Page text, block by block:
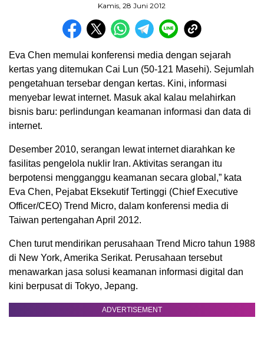
Kamis, 28 Juni 2012
Eva Chen memulai konferensi media dengan sejarah
kertas yang ditemukan Cai Lun (50-121 Masehi). Sejumlah
pengetahuan tersebar dengan kertas. Kini, informasi
menyebar lewat internet. Masuk akal kalau melahirkan
bisnis baru: perlindungan keamanan informasi dan data di
internet.
Desember 2010, serangan lewat internet diarahkan ke
fasilitas pengelola nuklir Iran. Aktivitas serangan itu
berpotensi mengganggu keamanan secara global,” kata
Eva Chen, Pejabat Eksekutif Tertinggi (Chief Executive
Officer/CEO) Trend Micro, dalam konferensi media di
Taiwan pertengahan April 2012.
Chen turut mendirikan perusahaan Trend Micro tahun 1988
di New York, Amerika Serikat. Perusahaan tersebut
menawarkan jasa solusi keamanan informasi digital dan
kini berpusat di Tokyo, Jepang.
ADVERTISEMENT